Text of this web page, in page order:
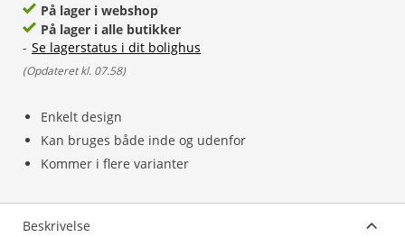
Enkelt design
Kan bruges både inde og udenfor
Kommer i flere varianter
På lager i webshop
På lager i alle butikker
- Se lagerstatus i dit bolighus
(Opdateret kl. 07.58)
Beskrivelse